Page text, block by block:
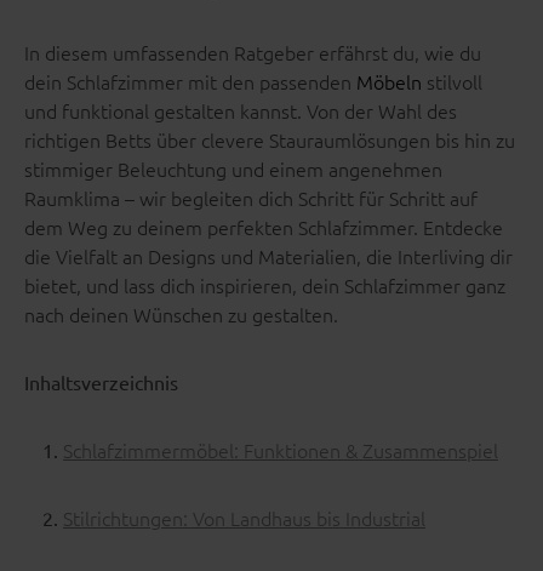
In diesem umfassenden Ratgeber erfährst du, wie du
dein Schlafzimmer mit den passenden Möbeln stilvoll
und funktional gestalten kannst. Von der Wahl des
richtigen Betts über clevere Stauraumlösungen bis hin zu
stimmiger Beleuchtung und einem angenehmen
Raumklima – wir begleiten dich Schritt für Schritt auf
dem Weg zu deinem perfekten Schlafzimmer. Entdecke
die Vielfalt an Designs und Materialien, die Interliving dir
bietet, und lass dich inspirieren, dein Schlafzimmer ganz
nach deinen Wünschen zu gestalten.
Inhaltsverzeichnis
Schlafzimmermöbel: Funktionen & Zusammenspiel
Stilrichtungen: Von Landhaus bis Industrial